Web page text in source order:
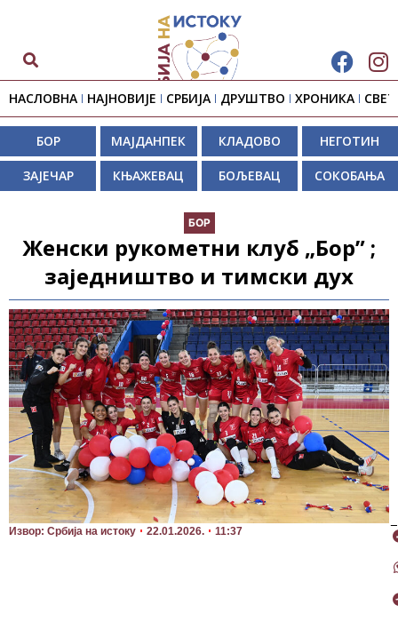
НАСЛОВНА НАЈНОВИЈЕ СРБИЈА ДРУШТВО ХРОНИКА СВЕТ
БОР МАЈДАНПЕК КЛАДОВО НЕГОТИН
ЗАЈЕЧАР КЊАЖЕВАЦ БОЉЕВАЦ СОКОБАЊА
БОР
Женски рукометни клуб „Бор” ;
заједништво и тимски дух
Извор: Србија на истоку 22.01.2026. 11:37